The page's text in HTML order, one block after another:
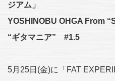
ジアム」
YOSHINOBU OHGA From
“ギタマニア” #1.5
5月25日(金)に「FAT